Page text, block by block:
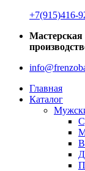
‭+7(915)416-
Мастерская
Главная
Каталог